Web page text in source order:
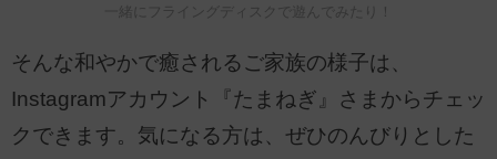
一緒にフライングディスクで遊んでみたり！
そんな和やかで癒されるご家族の様子は、
Instagramアカウント『たまねぎ』さまからチェッ
クできます。気になる方は、ぜひのんびりとした